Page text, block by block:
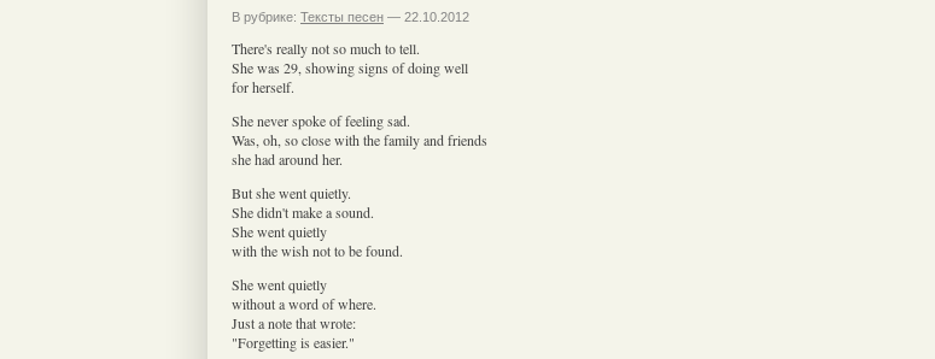
В рубрике: Тексты песен — 22.10.2012
There's really not so much to tell.
She was 29, showing signs of doing well
for herself.
She never spoke of feeling sad.
Was, oh, so close with the family and friends
she had around her.
But she went quietly.
She didn't make a sound.
She went quietly
with the wish not to be found.
She went quietly
without a word of where.
Just a note that wrote:
"Forgetting is easier."